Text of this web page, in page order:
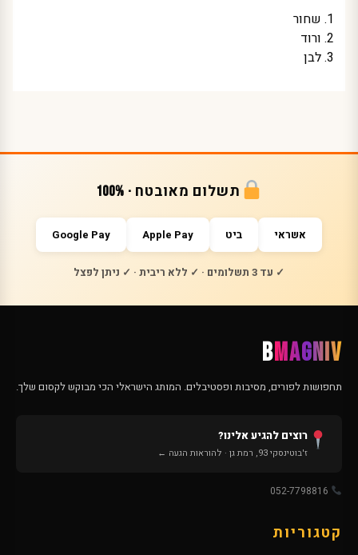
שחור
ורוד
לבן
תשלום מאובטח · 100%
אשראי ביט Apple Pay
Google Pay
✓ עד 3 תשלומים · ✓ ללא ריבית · ✓ ניתן לפצל
BMAGNIV
תחפושות לפורים, מסיבות ופסטיבלים. המותג הישראלי הכי מבוקש לקסום שלך.
רוצים להגיע אלינו?
ז'בוטינסקי 93, רמת גן · להוראות הגעה ←
קטגוריות